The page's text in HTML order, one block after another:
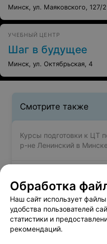
Минск, ул. Маяковского, 127/2
УЧЕБНЫЙ ЦЕНТР
Шаг в будущее
Минск, ул. Октябрьская, 4
Смотрите также
Курсы подготовки к ЦТ
р-не Ленинский в Минске
Ленинский в Минске
Курсы подготовки к ЦТ
Ленинский в Минске
Обработка
Наш сайт использует
удобства пользователей
статистики и
рекомендаций.